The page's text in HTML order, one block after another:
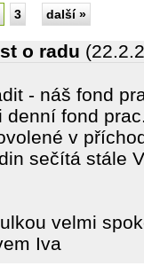
3 další »
o radu
- náš fond
fond
v
sečítá stále
velmi
Iva